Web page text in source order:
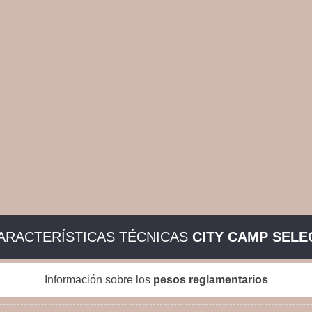
TÉCNICAS CITY CAMP
Información sobre los pesos reglamentarios